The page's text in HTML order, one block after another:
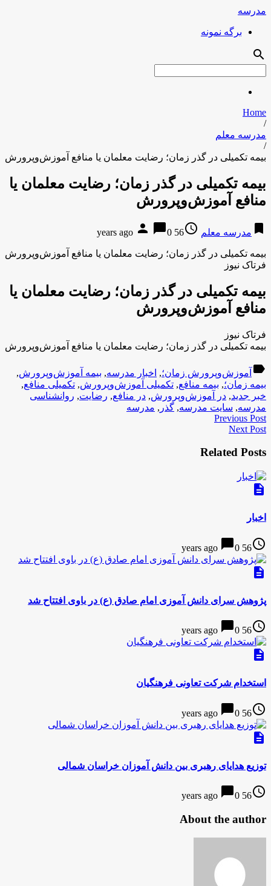
مدرسه
برگه نمونه
search
Home
/
مدرسه معلم
/
بیمه تکمیلی در گذر زمان؛ رضایت معلمان یا منافع آموزش‌وپرورش
بیمه تکمیلی در گذر زمان؛ رضایت معلمان یا
منافع آموزش‌وپرورش
bookmark مدرسه معلم access_time
56 years ago
person chat_bubble0
بیمه تکمیلی در گذر زمان؛ رضایت معلمان یا منافع آموزش‌وپرورش
فرتاک نیوز
بیمه تکمیلی در گذر زمان؛ رضایت معلمان یا
منافع آموزش‌وپرورش
فرتاک نیوز
بیمه تکمیلی در گذر زمان؛ رضایت معلمان یا منافع آموزش‌وپرورش
label آموزش‌وپرورش زمان؛, اخبار مدرسه, بیمه آموزش‌وپرورش,
بیمه زمان؛, بیمه منافع, تکمیلی آموزش‌وپرورش, تکمیلی منافع,
خبر جدید, در آموزش‌وپرورش, در منافع, رضایت, روانشناسی
مدرسه, سایت مدرسه, گذر , مدرسه
Previous Post
Next Post
Related Posts
description
اخبار
access_time
56 years ago
chat_bubble0
description
پژوهش سرای دانش آموزی امام صادق (ع) در باوی افتتاح شد
access_time
56 years ago
chat_bubble0
description
استخدام شرکت تعاونی فرهنگیان
access_time
56 years ago
chat_bubble0
description
توزیع هدایای رهبری بین دانش آموزان خراسان شمالی
access_time
56 years ago
chat_bubble0
About the author